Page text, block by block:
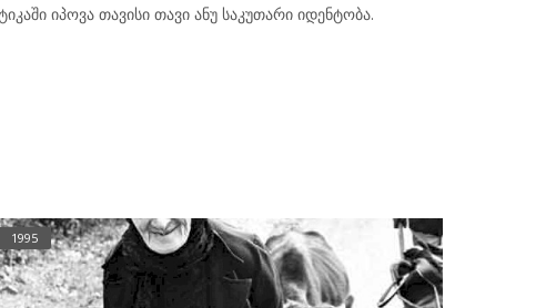
იპოვა თავისი თავი ანუ საკუთარი იდენტობა.
1995